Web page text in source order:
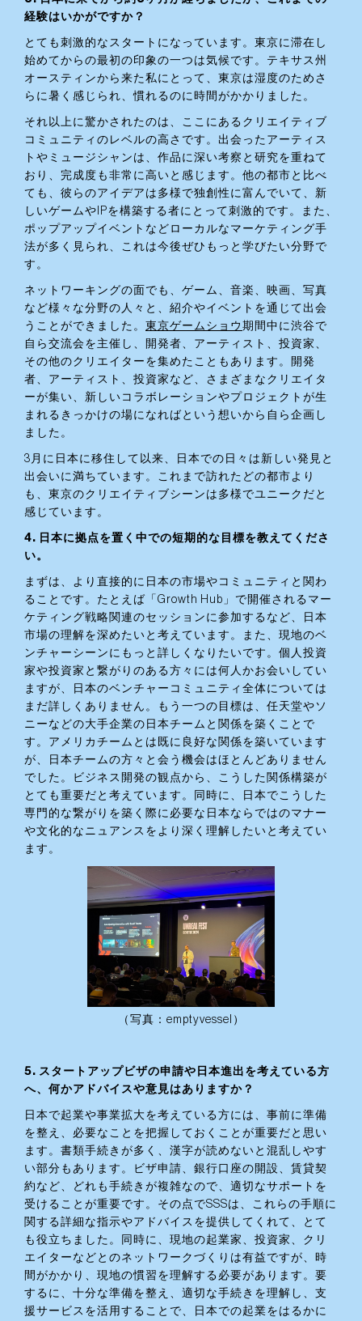
経験はいかがですか？
とても刺激的なスタートになっています。東京に滞在し
始めてからの最初の印象の一つは気候です。テキサス州
オースティンから来た私にとって、東京は湿度のためさ
らに暑く感じられ、慣れるのに時間がかかりました。
それ以上に驚かされたのは、ここにあるクリエイティブ
コミュニティのレベルの高さです。出会ったアーティス
トやミュージシャンは、作品に深い考察と研究を重ねて
おり、完成度も非常に高いと感じます。他の都市と比べ
ても、彼らのアイデアは多様で独創性に富んでいて、新
しいゲームやIPを構築する者にとって刺激的です。また、
ポップアップイベントなどローカルなマーケティング手
法が多く見られ、これは今後ぜひもっと学びたい分野で
す。
ネットワーキングの面でも、ゲーム、音楽、映画、写真
など様々な分野の人々と、紹介やイベントを通じて出会
うことができました。 東京ゲームショウ 期間中に渋谷で
自ら交流会を主催し、開発者、アーティスト、投資家、
その他のクリエイターを集めたこともあります。開発
者、アーティスト、投資家など、さまざまなクリエイタ
ーが集い、新しいコラボレーションやプロジェクトが生
まれるきっかけの場になればという想いから自ら企画し
ました。
3月に日本に移住して以来、日本での日々は新しい発見と
出会いに満ちています。これまで訪れたどの都市より
も、東京のクリエイティブシーンは多様でユニークだと
感じています。
4. 日本に拠点を置く中での短期的な目標を教えてくださ
い。
まずは、より直接的に日本の市場やコミュニティと関わ
ることです。たとえば「Growth Hub」で開催されるマー
ケティング戦略関連のセッションに参加するなど、日本
市場の理解を深めたいと考えています。また、現地のベ
ンチャーシーンにもっと詳しくなりたいです。個人投資
家や投資家と繋がりのある方々には何人かお会いしてい
ますが、日本のベンチャーコミュニティ全体については
まだ詳しくありません。もう一つの目標は、任天堂やソ
ニーなどの大手企業の日本チームと関係を築くことで
す。アメリカチームとは既に良好な関係を築いています
が、日本チームの方々と会う機会はほとんどありません
でした。ビジネス開発の観点から、こうした関係構築が
とても重要だと考えています。同時に、日本でこうした
専門的な繋がりを築く際に必要な日本ならではのマナー
や文化的なニュアンスをより深く理解したいと考えてい
ます。
（写真：emptyvessel）
‍5. スタートアップビザの申請や日本進出を考えている方
へ、何かアドバイスや意見はありますか？
日本で起業や事業拡大を考えている方には、事前に準備
を整え、必要なことを把握しておくことが重要だと思い
ます。書類手続きが多く、漢字が読めないと混乱しやす
い部分もあります。ビザ申請、銀行口座の開設、賃貸契
約など、どれも手続きが複雑なので、適切なサポートを
受けることが重要です。その点でSSSは、これらの手順に
関する詳細な指示やアドバイスを提供してくれて、とて
も役立ちました。同時に、現地の起業家、投資家、クリ
エイターなどとのネットワークづくりは有益ですが、時
間がかかり、現地の慣習を理解する必要があります。要
するに、十分な準備を整え、適切な手続きを理解し、支
援サービスを活用することで、日本での起業をはるかに